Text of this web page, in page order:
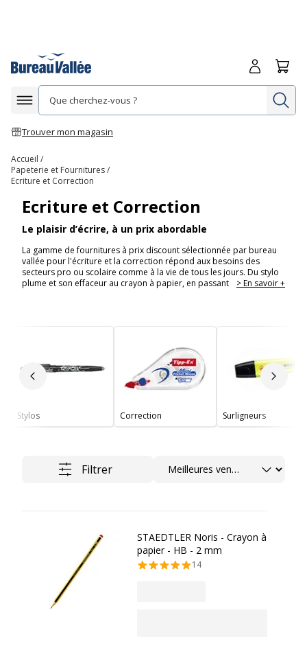
Afficher la navigation
Trouver mon magasin
Me
Accueil
Papeterie et Fournitures
Ecriture et Correction
Ecriture et Correction
Le plaisir d’écrire, à un prix abordable
La gamme de fournitures à prix discount sélectionnée par bureau
vallée pour l'écriture et la correction répond aux besoins des
secteurs pro ou scolaire comme à la vie de tous les jours. Du stylo
plume et son effaceur au crayon à papier, en passant
> En savoir +
Slide précédent Slide
Stylos Correction Surligneurs
Filtrer Trier
STAEDTLER Noris - Crayon à
papier - HB - 2 mm
14